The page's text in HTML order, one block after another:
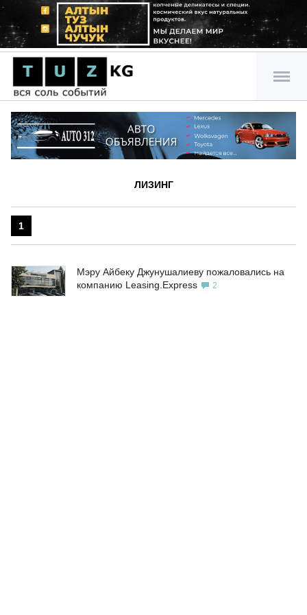
ЛИЗИНГ
1
Мэру Айбеку Джунушалиеву пожаловались на
компанию Leasing.Express
2